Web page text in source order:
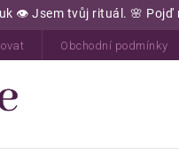
👁️ Jsem tvůj rituál. 🌸 Pojď
Obchodní podmínky